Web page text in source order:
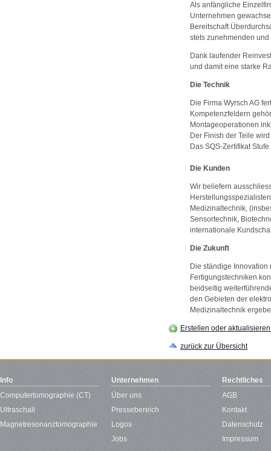
Als anfängliche
Unternehmen
Bereitschaft
stets zunehmenden
Dank laufender
und damit eine starke
Die Technik
Die Firma Wyrsch AG
Kompetenzfeldern
Montageoperationen
Der Finish der Teile
Das SQS-Zertifikat
Die Kunden
Wir beliefern
Medizinaltechnik,
Sensortechnik,
internationale
Die Zukunft
Die ständige
Fertigungstechniken
beidseitig
den Gebieten der
Medizinaltechnik
Erstellen oder
zurück zur Übersicht
Info
Computertomographie (CT)
Ultraschall
Magnetresonanztomographie
Unternehmen
Über uns
Pressebereich
Logos
Jobs
Rechtliches
AGB
Kontakt
Datenschutz
Impressum